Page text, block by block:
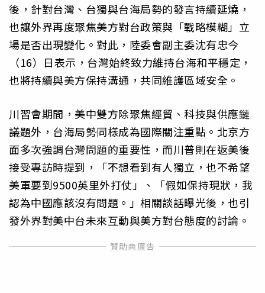
後，針對台灣、台獨與台海局勢的發言持續延燒，
也讓外界再度聚焦美方對台政策與「戰略模糊」立
場是否出現變化。對此，陸委會副主委沈有忠今
（16）日表示，台灣始終致力維持台海和平穩定，
也將持續與美方保持溝通，共同維護區域安全。
川習會期間，美中雙方除聚焦經貿、科技與供應鏈
議題外，台海局勢同樣成為國際關注重點。北京方
面多次強調台灣問題的重要性，而川普則在返美後
接受專訪時提到，「不想看到有人獨立，也不希望
美軍要到9500英里外打仗」、「假如保持現狀，我
認為中國應該沒有問題。」相關談話曝光後，也引
發外界對美中台未來互動與美方對台態度的討論。